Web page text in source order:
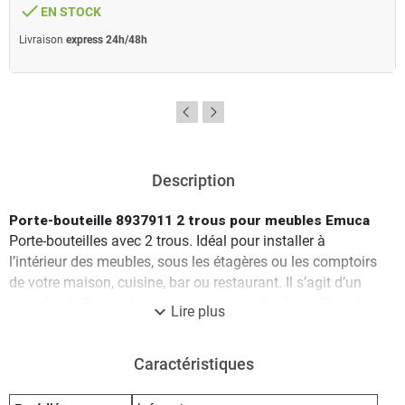
done EN STOCK
Livraison express 24h/48h
Description
Porte-bouteille 8937911 2 trous pour meubles Emuca
Porte-bouteilles avec 2 trous. Idéal pour installer à
l’intérieur des meubles, sous les étagères ou les comptoirs
de votre maison, cuisine, bar ou restaurant. Il s’agit d’un
porte-bouteilles pratique pour organiser les bouteilles et
profiter de l’espace sur vos étagères ou vos meubles. Il a
90 mm et son design en fil d’acier chromé s’adapte à tout
expand_more Lire plus
Caractéristiques